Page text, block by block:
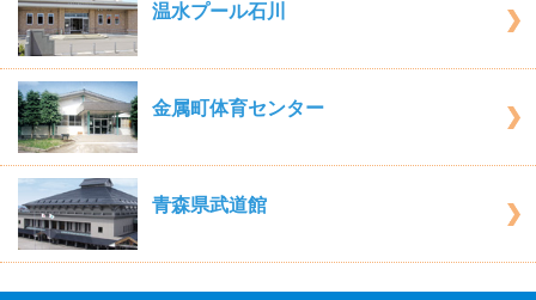
温水プール石川
金属町体育センター
青森県武道館